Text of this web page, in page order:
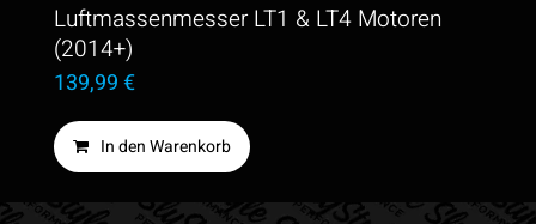
Luftmassenmesser LT1 & LT4 Motoren
(2014+)
139,99€
In den Warenkorb